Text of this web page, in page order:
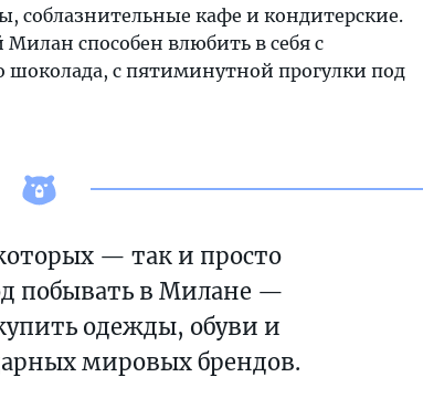
соблазнительные кафе и кондитерские.
способен влюбить в себя с
шоколада, с пятиминутной прогулки под
— так и просто
побывать в Милане —
одежды, обуви и
мировых брендов.